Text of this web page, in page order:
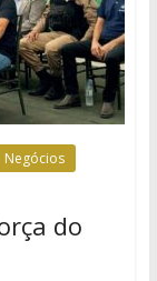
Negócios
do